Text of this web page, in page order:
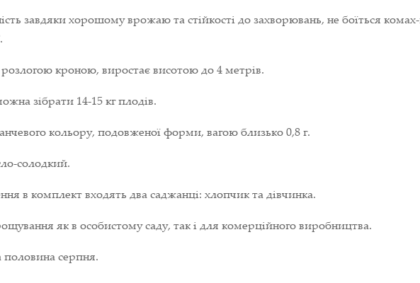
завдяки хорошому врожаю та стійкості до захворювань, не боїться
кроною, виростає висотою до 4 метрів.
зібрати 14-15 кг плодів.
кольору, подовженої форми, вагою близько 0,8 г.
солодкий.
в комплект входять два саджанці: хлопчик та дівчинка.
як в особистому саду, так і для комерційного виробництва.
половина серпня.